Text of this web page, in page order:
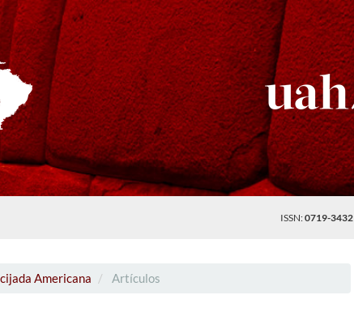
ISSN:0719-3432
Americana Artículos